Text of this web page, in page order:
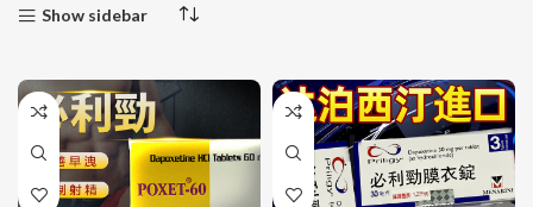
Show sidebar